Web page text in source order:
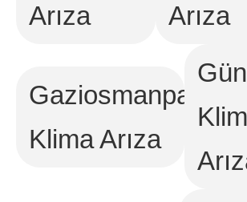
Arıza
Arıza
Gaziosmanpaşa
Klima Arıza